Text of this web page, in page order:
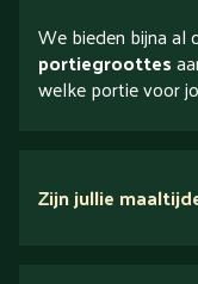
We bieden bijna al
portiegroottes
welke portie voor
Zijn jullie